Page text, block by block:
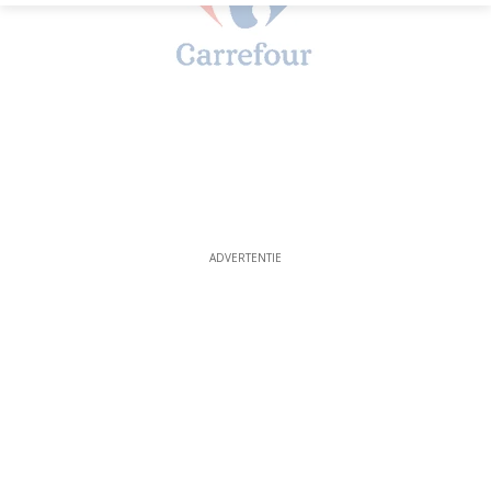
ADVERTENTIE